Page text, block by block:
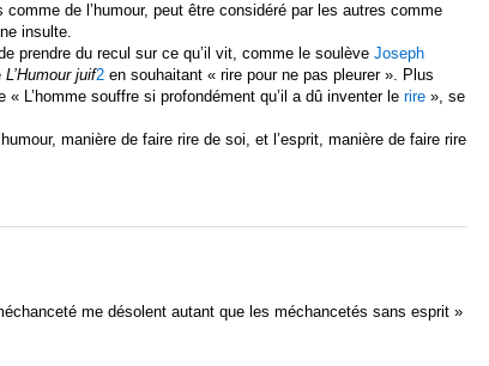
de l’humour, peut être considéré par les autres comme
insulte.
prendre du recul sur ce qu’il vit, comme le soulève Joseph
L’Humour juif2en souhaitant « rire pour ne pas pleurer ». Plus
« L’homme souffre si profondément qu’il a dû inventer le rire», se
manière de faire rire de soi, et l’esprit, manière de faire rire
me désolent autant que les méchancetés sans esprit »